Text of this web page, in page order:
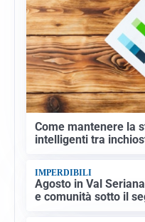
Come mantenere la
intelligenti tra
IMPERDIBILI
Agosto in Val
e comunità sotto il